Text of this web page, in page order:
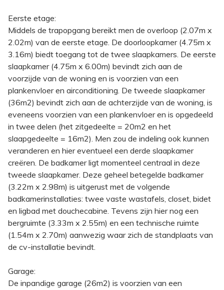
Eerste etage:
Middels de trapopgang bereikt men de overloop (2.07m x
2.02m) van de eerste etage. De doorloopkamer (4.75m x
3.16m) biedt toegang tot de twee slaapkamers. De eerste
slaapkamer (4.75m x 6.00m) bevindt zich aan de
voorzijde van de woning en is voorzien van een
plankenvloer en airconditioning. De tweede slaapkamer
(36m2) bevindt zich aan de achterzijde van de woning, is
eveneens voorzien van een plankenvloer en is opgedeeld
in twee delen (het zitgedeelte = 20m2 en het
slaapgedeelte = 16m2). Men zou de indeling ook kunnen
veranderen en hier eventueel een derde slaapkamer
creëren. De badkamer ligt momenteel centraal in deze
tweede slaapkamer. Deze geheel betegelde badkamer
(3.22m x 2.98m) is uitgerust met de volgende
badkamerinstallaties: twee vaste wastafels, closet, bidet
en ligbad met douchecabine. Tevens zijn hier nog een
bergruimte (3.33m x 2.55m) en een technische ruimte
(1.54m x 2.70m) aanwezig waar zich de standplaats van
de cv-installatie bevindt.
Garage:
De inpandige garage (26m2) is voorzien van een